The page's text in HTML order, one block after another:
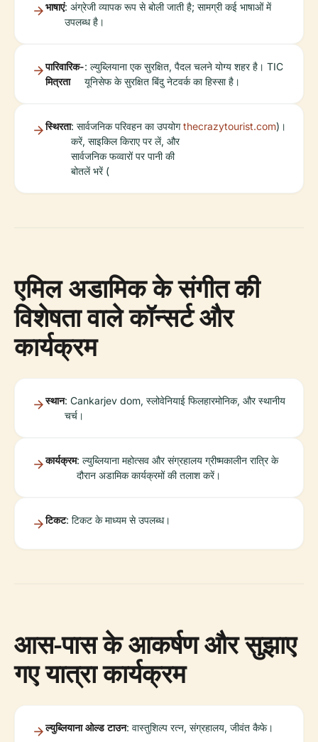
भाषाएं: अंग्रेजी व्यापक रूप से बोली जाती है; सामग्री कई भाषाओं में
उपलब्ध है।
पारिवारिक-
मित्रता
: ल्युब्लियाना एक सुरक्षित, पैदल चलने योग्य शहर है। TIC
यूनिसेफ के सुरक्षित बिंदु नेटवर्क का हिस्सा है।
स्थिरता: सार्वजनिक परिवहन का उपयोग
करें, साइकिल किराए पर लें, और
सार्वजनिक फव्वारों पर पानी की
बोतलें भरें (
thecrazytourist.com)।
एमिल अडामिक के संगीत की
विशेषता वाले कॉन्सर्ट और
कार्यक्रम
स्थान: Cankarjev dom, स्लोवेनियाई फिलहारमोनिक, और स्थानीय
चर्च।
कार्यक्रम: ल्युब्लियाना महोत्सव और संग्रहालय ग्रीष्मकालीन रात्रि के
दौरान अडामिक कार्यक्रमों की तलाश करें।
टिकट: टिकट के माध्यम से उपलब्ध।
आस-पास के आकर्षण और सुझाए
गए यात्रा कार्यक्रम
ल्युब्लियाना ओल्ड टाउन: वास्तुशिल्प रत्न, संग्रहालय, जीवंत कैफे।